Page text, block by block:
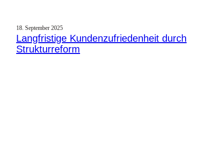
18. September 2025
Langfristige Kundenzufriedenheit durch
Strukturreform